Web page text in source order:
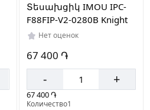
Տեսախցիկ IMOU IPC-
F88FIP-V2-0280B Knight
Нет оценок
67 400 ֏
- +
67 400 ֏
Количество1